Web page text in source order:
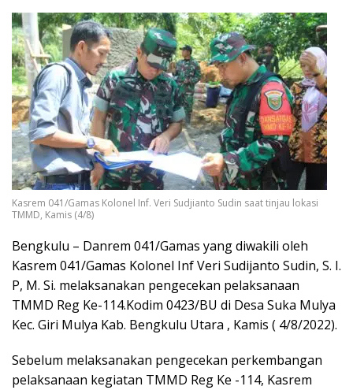
Kasrem 041/Gamas Kolonel Inf. Veri Sudjianto Sudin saat tinjau lokasi
TMMD, Kamis (4/8)
Bengkulu – Danrem 041/Gamas yang diwakili oleh
Kasrem 041/Gamas Kolonel Inf Veri Sudijanto Sudin, S. I.
P, M. Si. melaksanakan pengecekan pelaksanaan
TMMD Reg Ke-114.Kodim 0423/BU di Desa Suka Mulya
Kec. Giri Mulya Kab. Bengkulu Utara , Kamis ( 4/8/2022).
Sebelum melaksanakan pengecekan perkembangan
pelaksanaan kegiatan TMMD Reg Ke -114, Kasrem